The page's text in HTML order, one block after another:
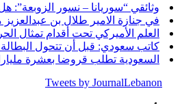
وثائقي “سوريانا – نسور الزوبعة”:
في جنازة الامير طلال بن عبدالعزيز
العلم الأميركي تحت أقدام تمثال
كاتب سعودي: قبل أن تتحول البطالة
السعودية تطلب قروضا بعشرة
Tweets by JournalLebanon